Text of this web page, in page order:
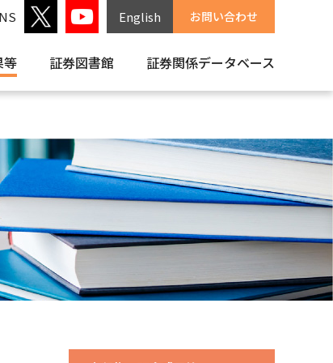
English お問い合わせ
等 証券図書館 証券関係データベース